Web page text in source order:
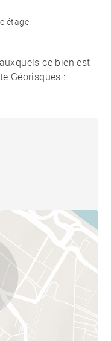
étage
ce bien est
Géorisques :